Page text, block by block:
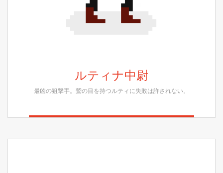
ルティナ中尉
最凶の狙撃手。鷲の目を持つルティに失敗は許されない。